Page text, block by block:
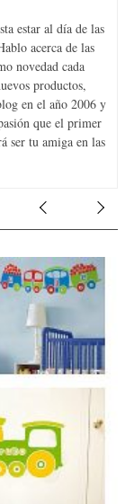
estar al día de las
acerca de las
novedad cada
productos,
en el año 2006 y
que el primer
ser tu amiga en las